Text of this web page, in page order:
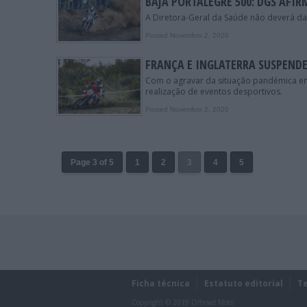
A Diretora-Geral da Saúde não deverá
Posted Novembro 2, 2020
FRANÇA E INGLATERRA
Com o agravar da situação pandémica
realização de eventos desportivos.
Posted Novembro 2, 2020
Page 3 of 5 1 2 3 4 5
Ficha técnica Estatuto editorial